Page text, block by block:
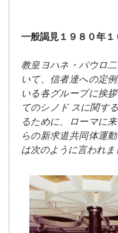
一般謁見１９８０年
教皇ヨハネ・パウロ
いて、信者達への定
いる各グループに挨
てのシノド スに関す
るために、ローマに
らの新求道共同体運
は次のように言われま